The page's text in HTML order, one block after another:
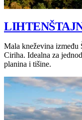
Mala kneževina između
Ciriha. Idealna za
planina i tišine.